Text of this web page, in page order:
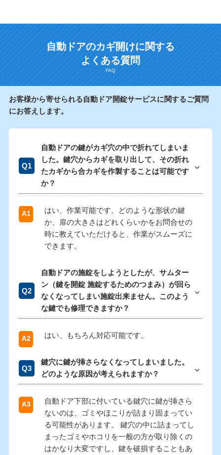
自動ドアのカギ開けに関する
よくある質問
お客様から寄せられる自動ドア開錠サービスに関するご質問
にお答えします。
自動ドアの鍵がカギ穴の中で折れてしまいま
した。鍵穴からカギを取り出して、その折れ
たカギから合カギを作製することは可能です
か？
はい、作業可能です。どのような形状の鍵
か、扉の大きさはどれくらいかをお問合せの
時に教えていただけると、作業がスムーズに
できます。
自動ドアの施錠をしようとしたが、サムター
ン（鍵を開錠 施錠するためのつまみ）が回ら
なくなってしまい施錠出来ません。このよう
な鍵でも修理できますか？
はい、もちろん対応可能です。
鍵穴に鍵が挿さらなくなってしまいました。
どのような原因が考えられますか？
自動ドア下部に付いている鍵穴に鍵が挿さら
ないのは、ゴミやほこりが詰まり固まってい
る可能性があります。 鍵穴の中に詰まってし
まったゴミやホコリを一般の方が取り除くの
はかなり大変ですし、鍵を破損することもあ